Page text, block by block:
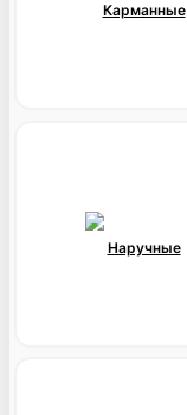
Карманные
Наручные